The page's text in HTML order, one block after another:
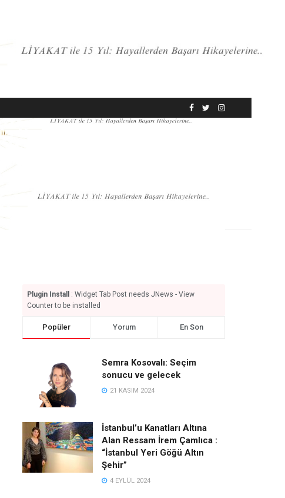
Plugin Install
: Widget Tab Post needs JNews - View
Counter to be installed
Popüler Yorum En Son
Semra Kosovalı: Seçim
sonucu ve gelecek
21 KASIM 2024
İstanbul’u Kanatları Altına
Alan Ressam İrem Çamlıca :
“İstanbul Yeri Göğü Altın
Şehir”
4 EYLÜL 2024